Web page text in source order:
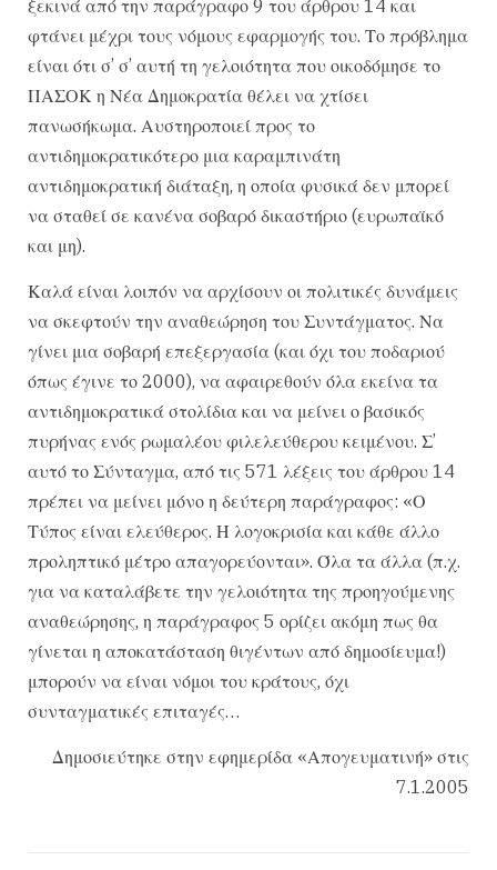
ξεκινά από την παράγραφο 9 του άρθρου 14 και
φτάνει μέχρι τους νόμους εφαρμογής του. Το πρόβλημα
είναι ότι σ’ σ’ αυτή τη γελοιότητα που οικοδόμησε το
ΠΑΣΟΚ η Νέα Δημοκρατία θέλει να χτίσει
πανωσήκωμα. Αυστηροποιεί προς το
αντιδημοκρατικότερο μια καραμπινάτη
αντιδημοκρατική διάταξη, η οποία φυσικά δεν μπορεί
να σταθεί σε κανένα σοβαρό δικαστήριο (ευρωπαϊκό
και μη).
Καλά είναι λοιπόν να αρχίσουν οι πολιτικές δυνάμεις
να σκεφτούν την αναθεώρηση του Συντάγματος. Να
γίνει μια σοβαρή επεξεργασία (και όχι του ποδαριού
όπως έγινε το 2000), να αφαιρεθούν όλα εκείνα τα
αντιδημοκρατικά στολίδια και να μείνει ο βασικός
πυρήνας ενός ρωμαλέου φιλελεύθερου κειμένου. Σ’
αυτό το Σύνταγμα, από τις 571 λέξεις του άρθρου 14
πρέπει να μείνει μόνο η δεύτερη παράγραφος: «Ο
Τύπος είναι ελεύθερος. Η λογοκρισία και κάθε άλλο
προληπτικό μέτρο απαγορεύονται». Όλα τα άλλα (π.χ.
για να καταλάβετε την γελοιότητα της προηγούμενης
αναθεώρησης, η παράγραφος 5 ορίζει ακόμη πως θα
γίνεται η αποκατάσταση θιγέντων από δημοσίευμα!)
μπορούν να είναι νόμοι του κράτους, όχι
συνταγματικές επιταγές…
Δημοσιεύτηκε στην εφημερίδα «Απογευματινή» στις
7.1.2005